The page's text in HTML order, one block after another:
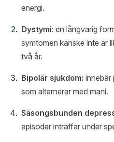
energi.
Dystymi: en långvarig
symtomen kanske inte är
två år.
Bipolär sjukdom: innebär
som alternerar med mani.
Säsongsbunden
episoder inträffar under